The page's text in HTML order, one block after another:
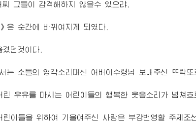
그들이 감격해하지 않을수 있으랴.
은 순간에 바뀌여지게 되였다.
던것이다.
는 소들의 영각소리대신 어버이수령님 보내주신 뜨락
린 우유를 마시는 어린이들의 행복한 웃음소리가 넘쳐
린이들을 위하여 기울여주신 사랑은 부강번영할 주체조